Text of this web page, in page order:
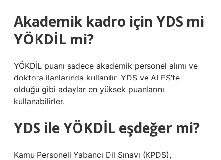
Akademik kadro için YDS mi
YÖKDİL mi?
YÖKDİL puanı sadece akademik personel alımı ve
doktora ilanlarında kullanılır. YDS ve ALES’te
olduğu gibi adaylar en yüksek puanlarını
kullanabilirler.
YDS ile YÖKDİL eşdeğer mi?
Kamu Personeli Yabancı Dil Sınavı (KPDS),